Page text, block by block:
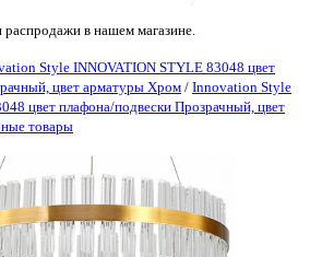
в нашем магазине.
Style INNOVATION STYLE 83048 цвет
цвет арматуры Хром / Innovation Style
цвет плафона/подвески Прозрачный, цвет
товары